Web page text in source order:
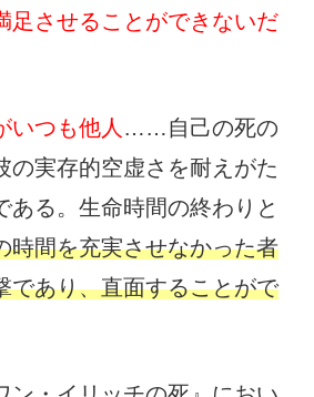
足させることができないだ
いつも他人 ……自己の死の
の実存的空虚さを耐えがた
ある。生命時間の終わりと
時間を充実させなかった者
であり、直面することがで